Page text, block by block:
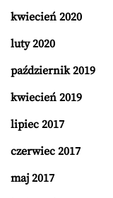
kwiecień 2020
luty 2020
październik 2019
kwiecień 2019
lipiec 2017
czerwiec 2017
maj 2017